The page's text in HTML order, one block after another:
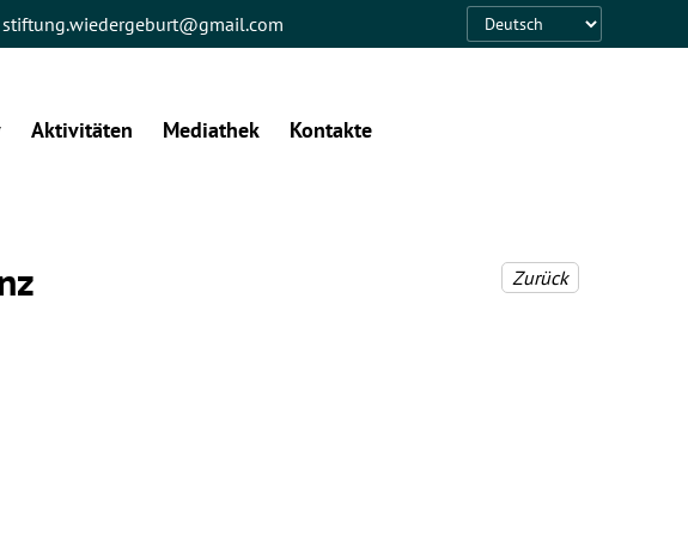
stiftung.wiedergeburt@gmail.com
Language
Aktivitäten Mediathek Kontakte
Zurück